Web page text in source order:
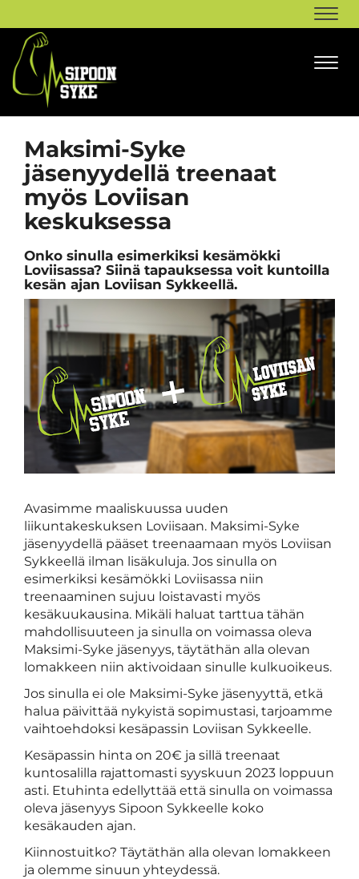
Maksimi-Syke
jäsenyydellä treenaat
myös Loviisan
keskuksessa
Onko sinulla esimerkiksi kesämökki
Loviisassa? Siinä tapauksessa voit kuntoilla
kesän ajan Loviisan Sykkeellä.
Avasimme maaliskuussa uuden
liikuntakeskuksen Loviisaan. Maksimi-Syke
jäsenyydellä pääset treenaamaan myös Loviisan
Sykkeellä ilman lisäkuluja. Jos sinulla on
esimerkiksi kesämökki Loviisassa niin
treenaaminen sujuu loistavasti myös
kesäkuukausina. Mikäli haluat tarttua tähän
mahdollisuuteen ja sinulla on voimassa oleva
Maksimi-Syke jäsenyys, täytäthän alla olevan
lomakkeen niin aktivoidaan sinulle kulkuoikeus.
Jos sinulla ei ole Maksimi-Syke jäsenyyttä, etkä
halua päivittää nykyistä sopimustasi, tarjoamme
vaihtoehdoksi kesäpassin Loviisan Sykkeelle.
Kesäpassin hinta on 20€ ja sillä treenaat
kuntosalilla rajattomasti syyskuun 2023 loppuun
asti. Etuhinta edellyttää että sinulla on voimassa
oleva jäsenyys Sipoon Sykkeelle koko
kesäkauden ajan.
Kiinnostuitko? Täytäthän alla olevan lomakkeen
ja olemme sinuun yhteydessä.